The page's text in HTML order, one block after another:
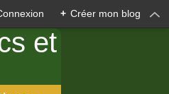
+ Créer mon blog